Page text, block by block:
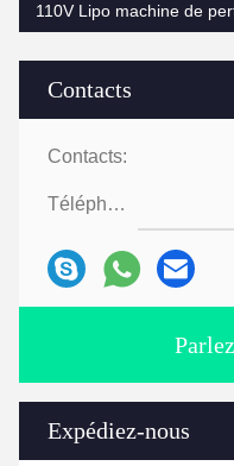
Contacts
Contacts:
Téléphone:
Expédiez-nous
110V Lipo machine de